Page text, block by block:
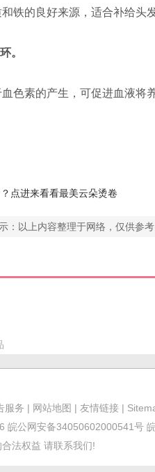
的良好来源，适合补给头
。
素的产生，可促进血液将
点进来看看最美云朵烫卷
：以上内容整理于网络，仅供参
服务 | 网站地图 | 友情链接 |
皖公网安备34050602000541号
法权益 请联系我们!